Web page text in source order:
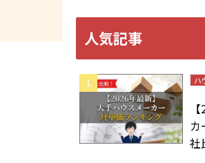
人気記事
ハ
社